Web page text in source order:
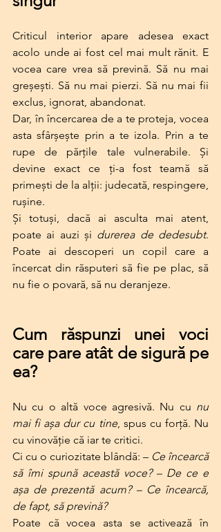
Criticul interior apare adesea exact
acolo unde ai fost cel mai mult rănit. E
vocea care vrea să prevină. Să nu mai
greșești. Să nu mai pierzi. Să nu mai fii
exclus, ignorat, abandonat.
Dar, în încercarea de a te proteja, vocea
asta sfârșește prin a te izola. Prin a te
rupe de părțile tale vulnerabile. Și
devine exact ce ți-a fost teamă să
primești de la alții: judecată, respingere,
rușine.
Și totuși, dacă ai asculta mai atent,
poate ai auzi și durerea de dedesubt.
Poate ai descoperi un copil care a
încercat din răsputeri să fie pe plac, să
nu fie o povară, să nu deranjeze.
Cum răspunzi unei voci
care pare atât de sigură pe
ea?
Nu cu o altă voce agresivă. Nu cu nu
mai fi așa dur cu tine, spus cu forță. Nu
cu vinovăție că iar te critici.
Ci cu o curiozitate blândă: – Ce încearcă
să îmi spună această voce? – De ce e
așa de prezentă acum? – Ce încearcă,
de fapt, să prevină?
Poate că vocea asta se activează în